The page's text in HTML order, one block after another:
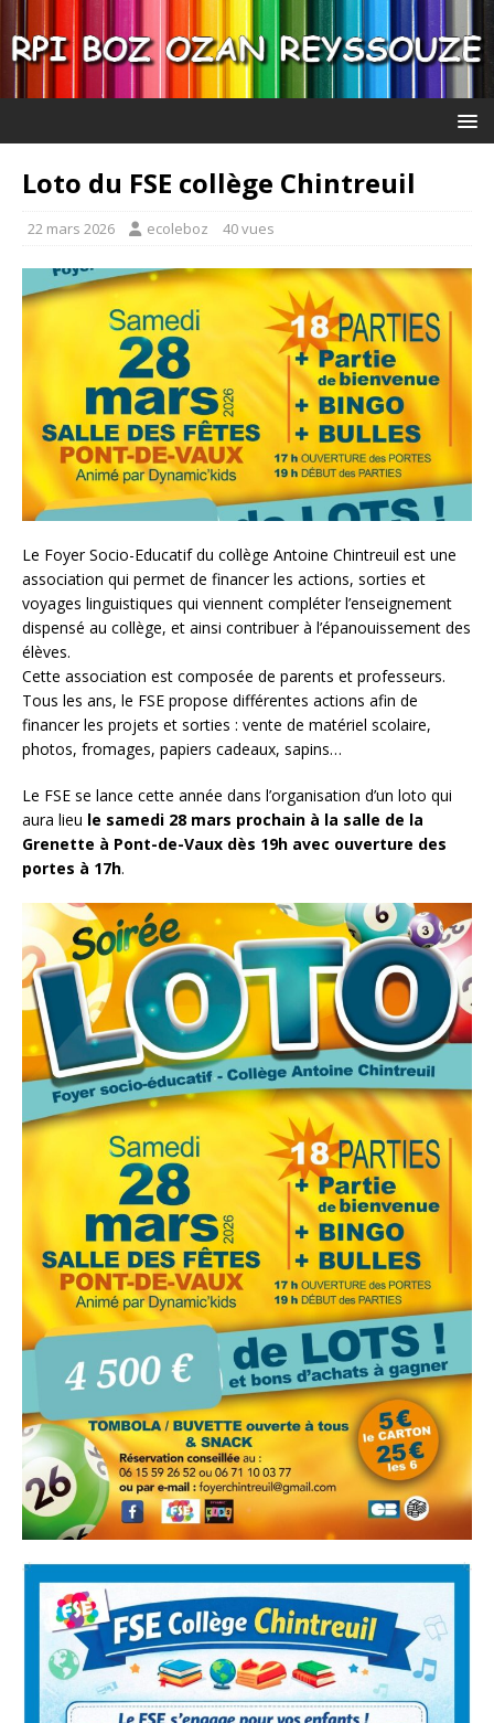
Loto du FSE collège Chintreuil
22 mars 2026 ecoleboz 40 vues
Le Foyer Socio-Educatif du collège Antoine Chintreuil est une
association qui permet de financer les actions, sorties et
voyages linguistiques qui viennent compléter l’enseignement
dispensé au collège, et ainsi contribuer à l’épanouissement des
élèves.
Cette association est composée de parents et professeurs.
Tous les ans, le FSE propose différentes actions afin de
financer les projets et sorties : vente de matériel scolaire,
photos, fromages, papiers cadeaux, sapins…
Le FSE se lance cette année dans l’organisation d’un loto qui
aura lieu le samedi 28 mars prochain à la salle de la
Grenette à Pont-de-Vaux dès 19h avec ouverture des
portes à 17h.